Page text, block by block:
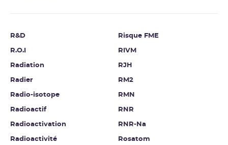
R&D
R.O.I
Radiation
Radier
Radio-isotope
Radioactif
Radioactivation
Radioactivité
Risque FME
RIVM
RJH
RM2
RMN
RNR
RNR-Na
Rosatom